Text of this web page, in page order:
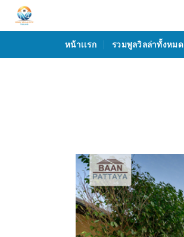
หน้าเเรก รวมพูลวิลล่าทั้งหมด